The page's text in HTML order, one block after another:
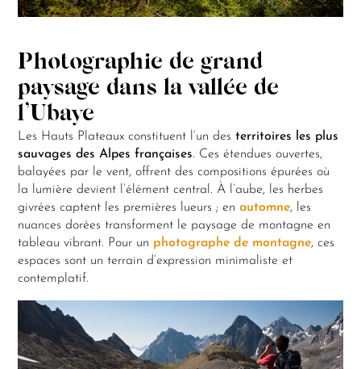
Photographie de grand
paysage dans la vallée de
l’Ubaye
Les Hauts Plateaux constituent l’un desterritoires les plus
sauvages des Alpes françaises. Ces étendues ouvertes,
balayées par le vent, offrent des compositions épurées où
la lumière devient l’élément central. À l’aube, les herbes
givrées captent les premières lueurs ; enautomne, les
nuances dorées transforment le paysage de montagne en
tableau vibrant. Pour un photographe de montagne, ces
espaces sont un terrain d’expression minimaliste et
contemplatif.